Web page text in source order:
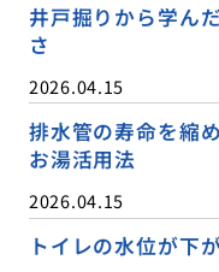
井戸掘りから学ん
さ
2026.04.15
排水管の寿命を縮
お湯活用法
2026.04.15
トイレの水位が下